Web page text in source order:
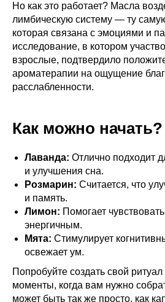
Но как это работает? Масла
лимбическую систему — ту
которая связана с эмоциями и
исследование, в котором
взрослые, подтвердило
ароматерапии на ощущение
расслабленности.
Как можно начать?
Лаванда: Отлично подходит
и улучшения сна.
Розмарин: Считается, что
и память.
Лимон: Помогает
энергичным.
Мята: Стимулирует
освежает ум.
Попробуйте создать свой
моменты, когда вам нужно
может быть так же просто, как